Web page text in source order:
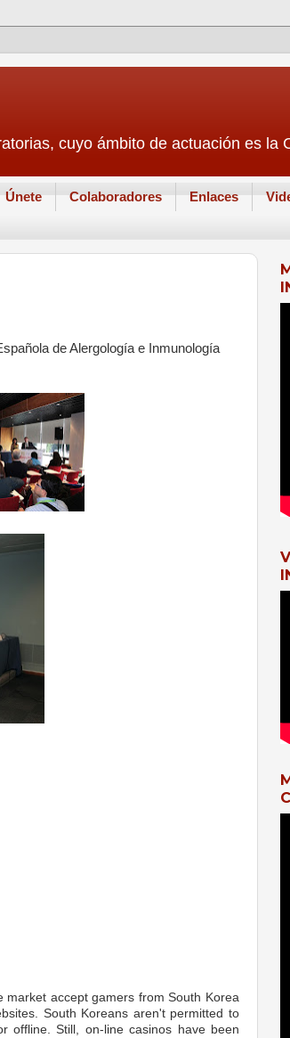
cuyo ámbito de actuación es la
Únete Colaboradores Enlaces
de Alergología e Inmunología
accept gamers from South Korea
South Koreans aren't permitted to
offline. Still, on-line casinos have been